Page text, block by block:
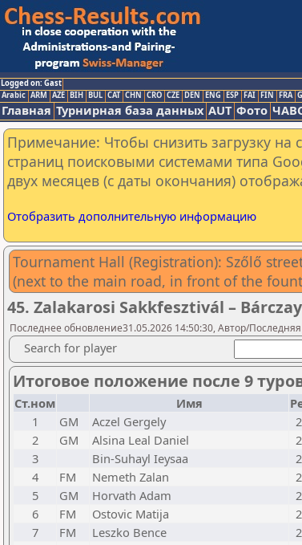
Logged on: Gast
Arabic ARM AZE BIH BUL CAT CHN CRO CZE DEN ENG ESP FAI FIN FRA
Главная Турнирная база данных AUT Фото
Примечание: Чтобы снизить загрузку на
страниц поисковыми системами типа
двух месяцев (с даты окончания)
Отобразить дополнительную информацию
Tournament Hall (Registration): Szőlő
(next to the main road, in front of the
45. Zalakarosi Sakkfesztivál –
Последнее обновление31.05.2026 14:50:30, Автор/Последняя
Search for player
Итоговое положение после 9
Ст.ном Имя
1
GM Aczel Gergely
2
GM Alsina Leal Daniel
3
Bin-Suhayl Ieysaa
4
FM Nemeth Zalan
5
GM Horvath Adam
6
FM Ostovic Matija
7
FM Leszko Bence